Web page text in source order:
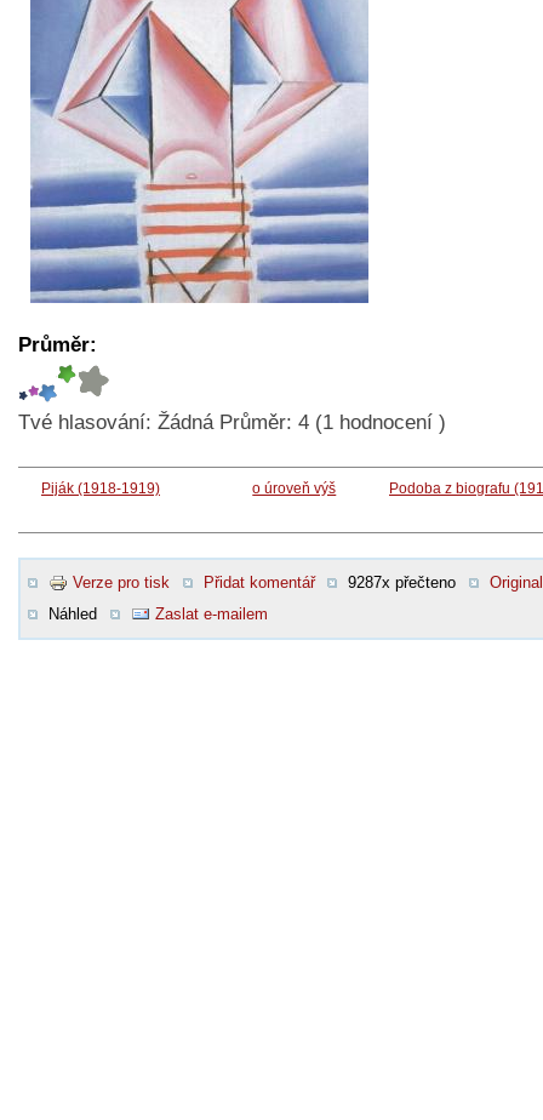
Průměr:
Tvé hlasování: Žádná Průměr: 4 (1 hodnocení )
Piják (1918-1919) o úroveň výš Podoba z biografu
Verze pro tisk Přidat komentář 9287x přečteno
Original
Náhled
Zaslat e-mailem